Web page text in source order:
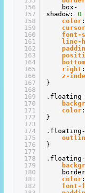
156
157
158
159
160
161
162
163
164
165
166
167
168
169
170
171
172
173
174
175
176
177
178
179
180
181
182
box-
shadow: 0
color:
cursor
font-
line-
bottom
right :
z-
}
.floating-
color:
}
}
color:
font-